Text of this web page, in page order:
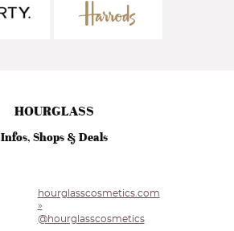
HOURGLASS
Infos, Shops & Deals
hourglasscosmetics.com
»
@hourglasscosmetics